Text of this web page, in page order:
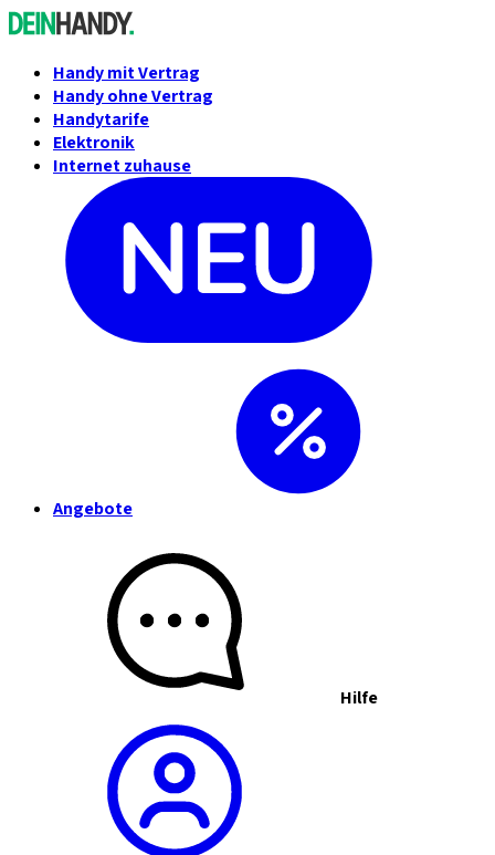
Handy mit Vertrag
Handy ohne Vertrag
Handytarife
Elektronik
Internet zuhause
Angebote
Hilfe